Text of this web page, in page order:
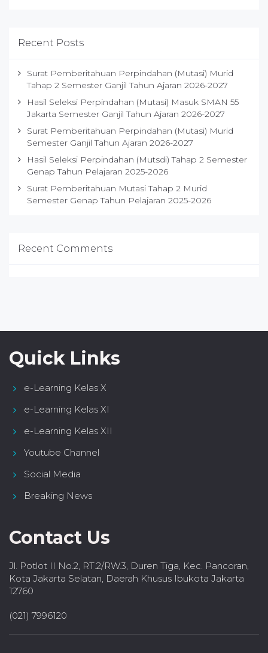
Recent Posts
Surat Pemberitahuan Perpindahan (Mutasi) Murid
Tahap 2 Semester Ganjil Tahun Ajaran 2026-2027
Hasil Seleksi Perpindahan (Mutasi) Masuk SMAN 55
Jakarta Semester Ganjil Tahun Ajaran 2026-2027
Surat Pemberitahuan Perpindahan (Mutasi) Murid
Semester Ganjil Tahun Ajaran 2026-2027
Hasil Seleksi Perpindahan (Mutsdi) Tahap 2 Semester
Genap Tahun Pelajaran 2025-2026
Surat Pemberitahuan Mutasi Tahap 2 Murid
Semester Genap Tahun Pelajaran 2025-2026
Recent Comments
Quick Links
e-Learning Kelas X
e-Learning Kelas XI
e-Learning Kelas XII
Youtube Channel
Social Media
Breaking News
Contact Us
Jl. Potlot II No.2, RT.2/RW.3, Duren Tiga, Kec. Pancoran,
Kota Jakarta Selatan, Daerah Khusus Ibukota Jakarta
12760
(021) 7996120